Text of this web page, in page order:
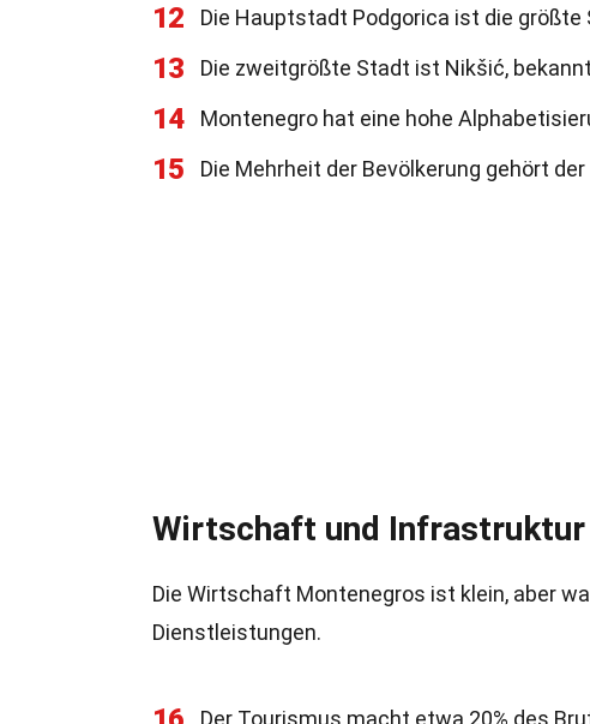
12 Die Hauptstadt Podgorica ist die
13 Die zweitgrößte Stadt ist Nikšić,
14 Montenegro hat eine hohe
15 Die Mehrheit der Bevölkerung gehört
Wirtschaft und Infrastruktur
Die Wirtschaft Montenegros ist klein, aber
Dienstleistungen.
Der Tourismus macht etwa 20% des